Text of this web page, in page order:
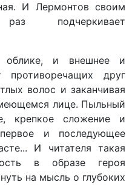
И Лермонтов своим
подчеркивает
облике, и внешнее и
противоречащих друг
волос и заканчивая
лице. Пыльный
крепкое сложение и
и последующее
И читателя такая
в образе героя
на мысль о глубоких